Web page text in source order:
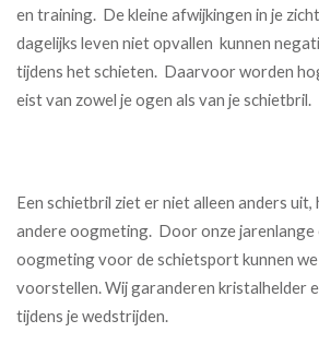
en training. De kleine afwijkingen in je
dagelijks leven niet opvallen kunnen
tijdens het schieten. Daarvoor worden
eist van zowel je ogen als van je schietbril.
Een schietbril ziet er niet alleen anders
andere oogmeting. Door onze
oogmeting voor de schietsport kunnen we
voorstellen. Wij garanderen kristalhelder
tijdens je wedstrijden.